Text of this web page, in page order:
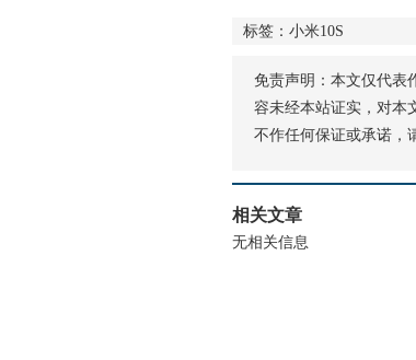
标签：小米10S
免责声明：本文仅代表
容未经本站证实，对本
不作任何保证或承诺，
相关文章
无相关信息